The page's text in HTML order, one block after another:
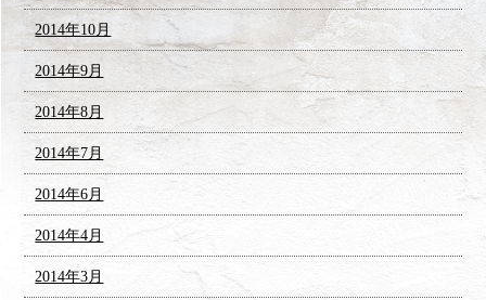
2014年10月
2014年9月
2014年8月
2014年7月
2014年6月
2014年4月
2014年3月